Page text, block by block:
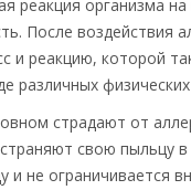
реакция организма
После воздействия
и реакцию, которой
различных
страдают от
свою пыльцу
и не ограничивается